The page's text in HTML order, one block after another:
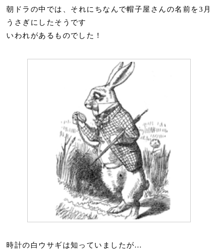
朝ドラの中では、それにちなんで帽子屋さんの名前を3月
うさぎにしたそうです
いわれがあるものでした！
時計の白ウサギは知っていましたが…